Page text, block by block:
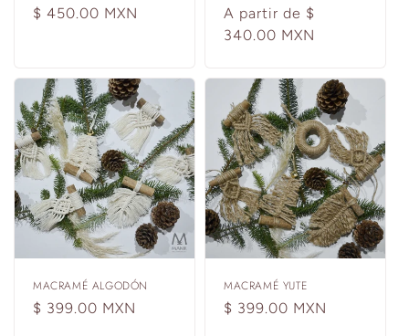
Precio
$ 450.00 MXN
Precio
habitual
A partir de $
340.00 MXN
MACRAMÉ ALGODÓN
Precio
$ 399.00 MXN
MACRAMÉ YUTE
Precio
$ 399.00 MXN